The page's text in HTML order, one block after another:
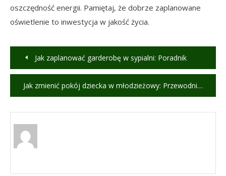
oszczędność energii. Pamiętaj, że dobrze zaplanowane
oświetlenie to inwestycja w jakość życia.
Nawigacja
wpisu
Jak zaplanować garderobę w sypialni: Poradnik
Jak zmienić pokój dziecka w młodzieżowy: Przewodnik